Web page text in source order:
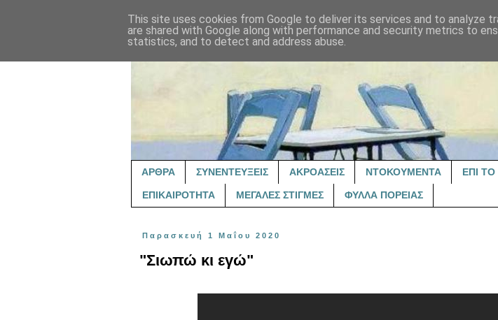
ΑΡΘΡΑ ΣΥΝΕΝΤΕΥΞΕΙΣ ΑΚΡΟΑΣΕΙΣ ΝΤΟΚΟΥΜΕΝΤΑ ΕΠΙ
ΕΠΙΚΑΙΡΟΤΗΤΑ ΜΕΓΑΛΕΣ ΣΤΙΓΜΕΣ ΦΥΛΛΑ ΠΟΡΕΙΑΣ
Παρασκευή 1 Μαΐου 2020
"Σιωπώ κι εγώ"
This site uses cookies from Google to deliver its services and to analyze
are shared with Google along with performance and security metrics to
statistics, and to detect and address abuse.